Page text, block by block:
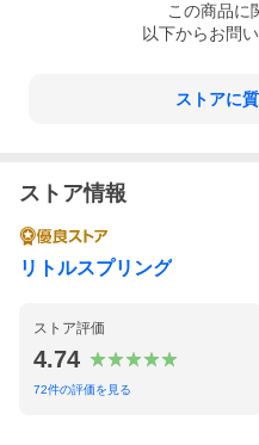
この商品に
以下からお問
ストアに
ストア情報
リトルスプリング
ストア評価
4.74
72件の評価を見る